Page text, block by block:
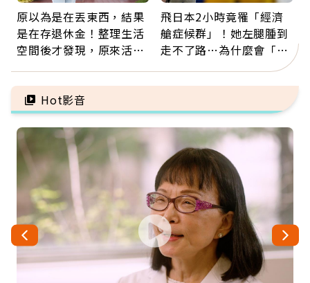
原以為是在丟東西，結果
是在存退休金！整理生活
空間後才發現，原來活得
飛日本2小時竟罹「經濟
艙症候群」！她左腿腫到
走不了路…為什麼會「靜
脈血栓」？醫示警7種人
注意
Hot影音